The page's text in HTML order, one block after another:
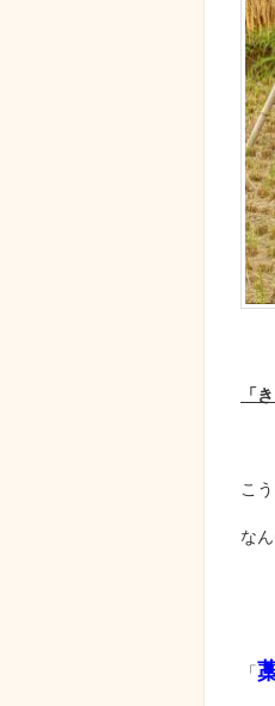
「
こ
なん
「